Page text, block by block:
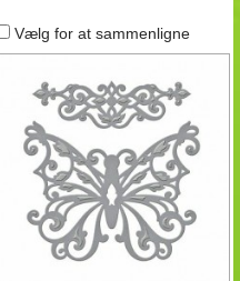
Vælg for at sammenligne